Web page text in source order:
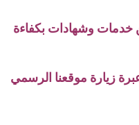
خدمات وشهادات بكفاءة
زيارة موقعنا الرسمي